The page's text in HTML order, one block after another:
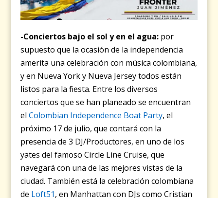
-Conciertos bajo el sol y en el agua: por
supuesto que la ocasión de la independencia
amerita una celebración con música colombiana,
y en Nueva York y Nueva Jersey todos están
listos para la fiesta. Entre los diversos
conciertos que se han planeado se encuentran
elColombian Independence Boat Party, el
próximo 17 de julio, que contará con la
presencia de 3 DJ/Productores, en uno de los
yates del famoso Circle Line Cruise, que
navegará con una de las mejores vistas de la
ciudad. También está la celebración colombiana
de Loft51, en Manhattan con DJs como Cristian